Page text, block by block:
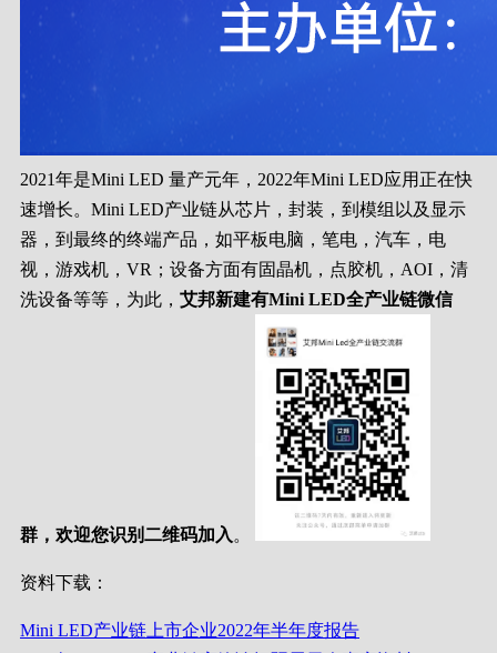
2021年是Mini LED 量产元年，2022年Mini LED应用正在快
速增长。Mini LED产业链从芯片，封装，到模组以及显示
器，到最终的终端产品，如平板电脑，笔电，汽车，电
视，游戏机，VR；设备方面有固晶机，点胶机，AOI，清
洗设备等等，为此， 艾邦新建有Mini LED全产业链微信
群，欢迎您识别二维码加入 。
资料下载：
Mini LED产业链上市企业2022年半年度报告